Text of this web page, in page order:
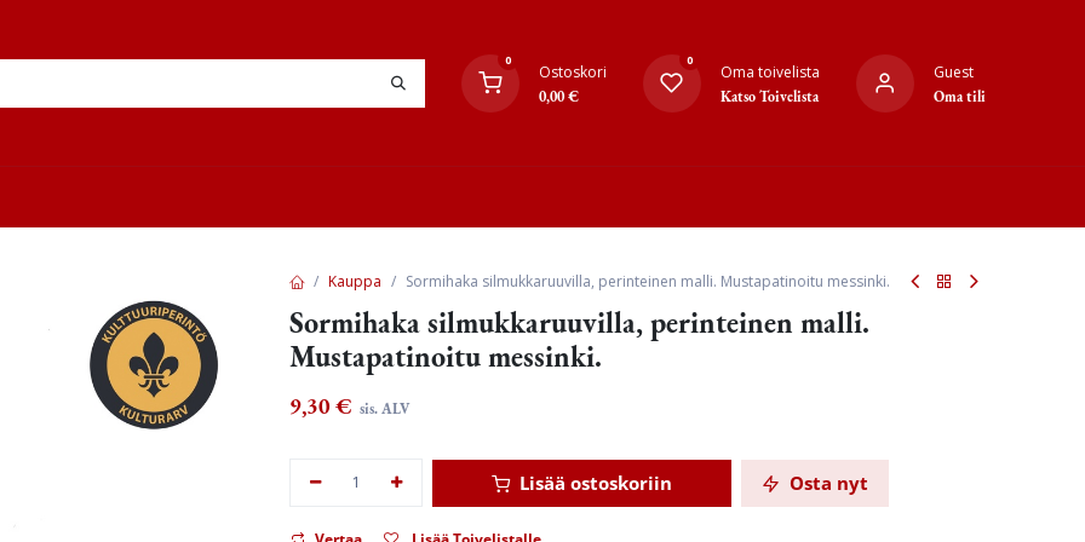
0
Ostoskori
0,00€
0
Oma toivelista
Katso Toivelista
Guest
Oma tili
Kauppa Sormihaka silmukkaruuvilla, perinteinen malli. Mustapatinoitu messinki.
Sormihaka silmukkaruuvilla, perinteinen malli.
Mustapatinoitu messinki.
9,30 € sis. ALV
Lisää ostoskoriin Osta nyt